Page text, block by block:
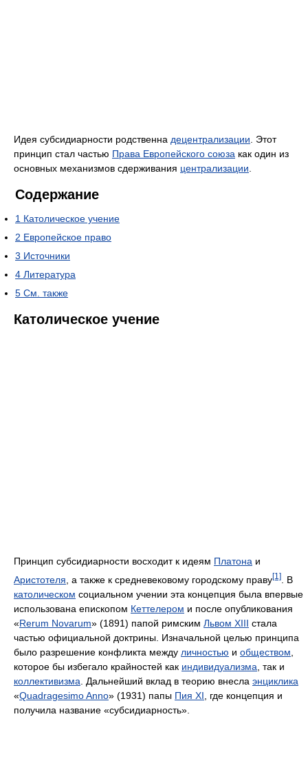
Идея субсидиарности родственна децентрализации. Этот
принцип стал частью Права Европейского союза как один из
основных механизмов сдерживания централизации.
Содержание
1 Католическое учение
2 Европейское право
3 Источники
4 Литература
5 См. также
Католическое учение
Принцип субсидиарности восходит к идеям Платона и
Аристотеля , а также к средневековому городскому праву[1]
. В
католическом социальном учении эта концепция была впервые
использована епископом Кеттелером и после опубликования
«Rerum Novarum» (1891) папой римским Львом XIII стала
частью официальной доктрины. Изначальной целью принципа
было разрешение конфликта между личностью и обществом
которое бы избегало крайностей как индивидуализма , так и
коллективизма . Дальнейший вклад в теорию внесла энциклика
«Quadragesimo Anno» (1931) папы Пия XI , где концепция и
получила название «субсидиарность».